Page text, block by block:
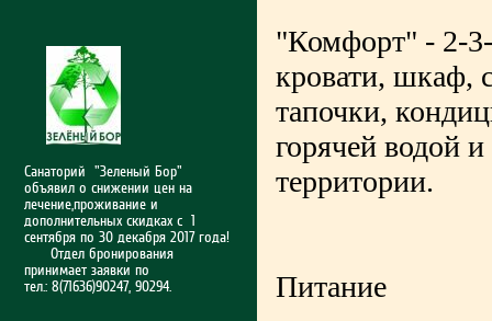
Санаторий "Зеленый Бор"
объявил о снижении цен на
лечение,проживание и
дополнительных скидках с 1
сентября по 30 декабря 2017 года!
Отдел бронирования
принимает заявки по
тел.: 8(71636)90247, 90294.
"Комфорт" - 2-
кровати, шкаф,
тапочки,
горячей водой
территории.
Питание